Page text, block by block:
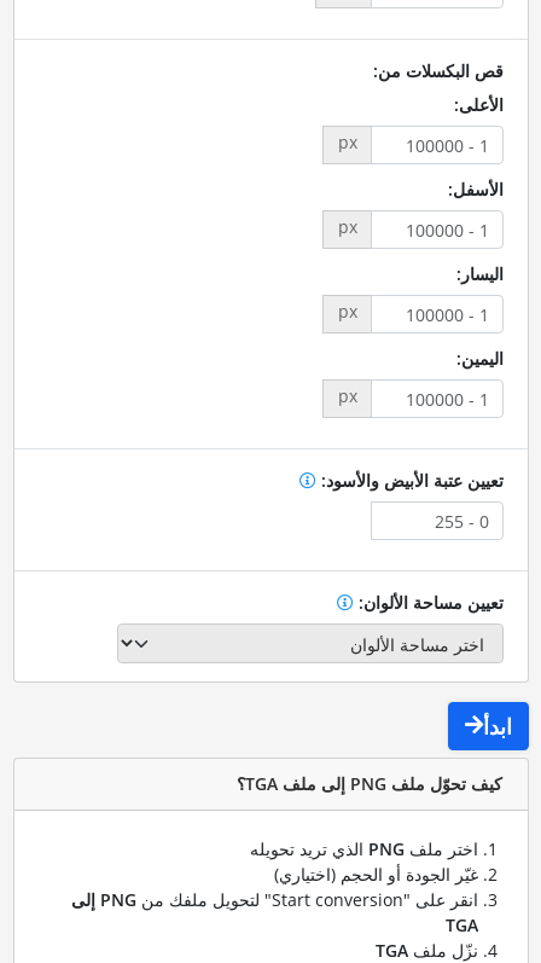
قص البكسلات من:
الأعلى:
px
الأسفل:
px
اليسار:
px
اليمين:
px
تعيين عتبة الأبيض والأسود:
تعيين مساحة الألوان:
ابدأ
كيف تحوّل ملف PNG إلى ملف TGA؟
اختر ملف PNGالذي تريد تحويله
غيّر الجودة أو الحجم (اختياري)
انقر على "Start conversion" لتحويل ملفك من
PNG إلى
TGA
نزّل ملف TGA